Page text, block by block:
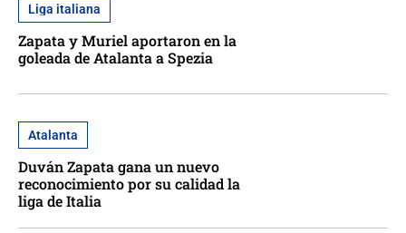
Liga italiana
Zapata y Muriel aportaron en la
goleada de Atalanta a Spezia
Atalanta
Duván Zapata gana un nuevo
reconocimiento por su calidad la
liga de Italia